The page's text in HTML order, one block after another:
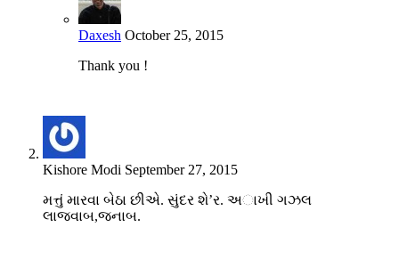
Daxesh October 25, 2015
Thank you !
Kishore Modi September 27, 2015
મત્તું મારવા બેઠા છીએ. સુંદર શે’ર. અાખી ગઝલ
લાજવાબ,જનાબ.